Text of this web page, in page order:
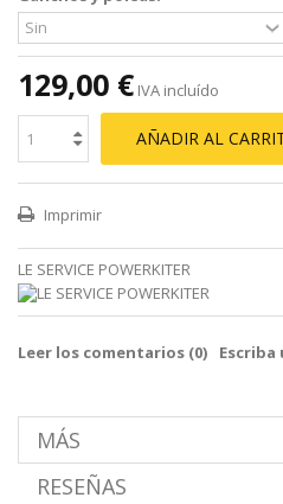
129,00 € IVA incluído
AÑADIR AL
Imprimir
LE SERVICE POWERKITER
Leer los comentarios (0)
MÁS
RESEÑAS